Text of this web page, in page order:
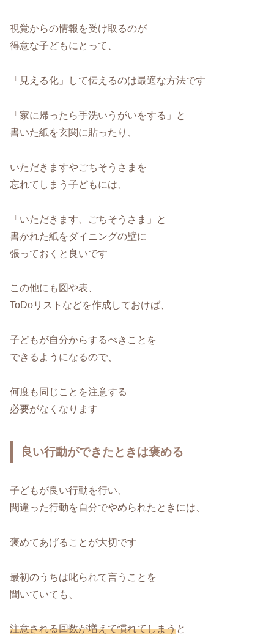
視覚からの情報を受け取るのが
得意な子どもにとって、
「見える化」して伝えるのは最適な方法です
「家に帰ったら手洗いうがいをする」と
書いた紙を玄関に貼ったり、
いただきますやごちそうさまを
忘れてしまう子どもには、
「いただきます、ごちそうさま」と
書かれた紙をダイニングの壁に
張っておくと良いです
この他にも図や表、
ToDoリストなどを作成しておけば、
子どもが自分からするべきことを
できるようになるので、
何度も同じことを注意する
必要がなくなります
良い行動ができたときは褒める
子どもが良い行動を行い、
間違った行動を自分でやめられたときには、
褒めてあげることが大切です
最初のうちは叱られて言うことを
聞いていても、
注意される回数が増えて慣れてしまうと